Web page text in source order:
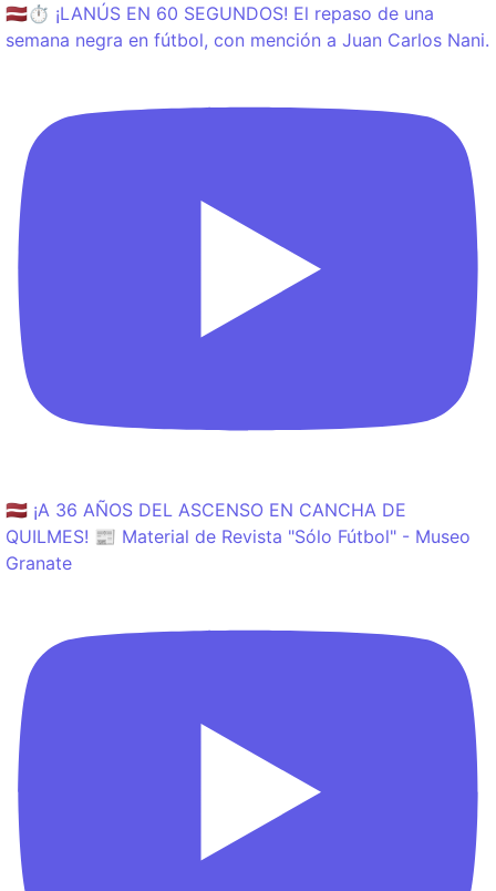
🇱🇻⏱️ ¡LANÚS EN 60 SEGUNDOS! El repaso de una
semana negra en fútbol, con mención a Juan Carlos Nani.
🇱🇻 ¡A 36 AÑOS DEL ASCENSO EN CANCHA DE
QUILMES! 📰 Material de Revista "Sólo Fútbol" - Museo
Granate